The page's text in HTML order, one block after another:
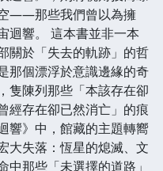
——那些我們曾以為擁
迴響。 這本書並非一本
關於「失去的軌跡」的哲
那個漂浮於意識邊緣的奇
隻陳列那些「本該存在卻
經存在卻已然消亡」的痕
響》中，館藏的主題轉嚮
大失落：恆星的熄滅、文
那些「未選擇的道路」